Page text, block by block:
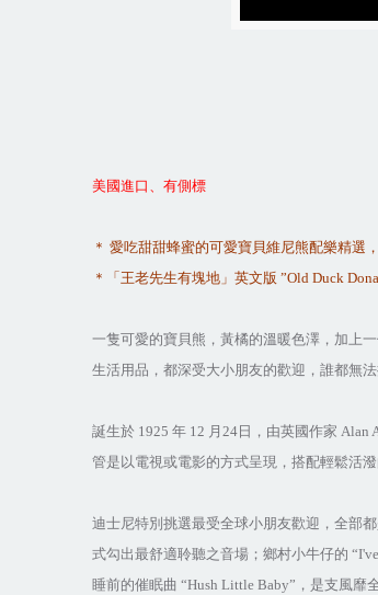
美國進口、有側標
＊ 愛吃甜甜蜂蜜的可愛寶貝維尼熊配樂精選
＊「 王老先生有塊地」英文版 ”Old Duck
一隻可愛的寶貝熊，黃橘的溫暖色澤，加上
生活用品，都深受大小朋友的歡迎，誰都無
誕生於 1925 年 12 月 24 日，由英國作家 Alan
管是以電視或電影的方式呈現，搭配輕鬆活
迪士尼特別挑選最受全球小朋友歡迎，全部
式勾出最舒適聆聽之音場；鄉村小牛仔的
睡前的催眠曲 “Hush Little Baby” ，是支風靡